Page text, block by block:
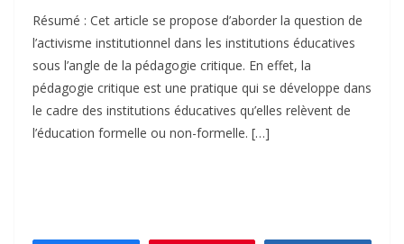
Résumé : Cet article se propose d’aborder la question de
l’activisme institutionnel dans les institutions éducatives
sous l’angle de la pédagogie critique. En effet, la
pédagogie critique est une pratique qui se développe dans
le cadre des institutions éducatives qu’elles relèvent de
l’éducation formelle ou non-formelle. […]